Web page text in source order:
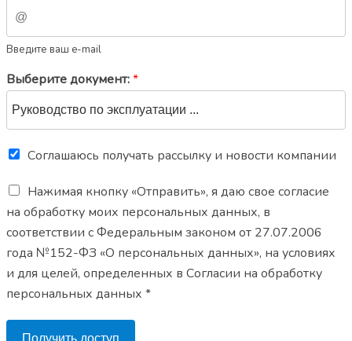
Введите ваш e-mail
Выберите документ:*
Соглашаюсь получать рассылку и новости компании
Нажимая кнопку «Отправить», я даю свое согласие
на обработку моих персональных данных, в
соответствии с Федеральным законом от 27.07.2006
года №152-ФЗ «О персональных данных», на условиях
и для целей, определенных в Согласии на обработку
персональных данных *